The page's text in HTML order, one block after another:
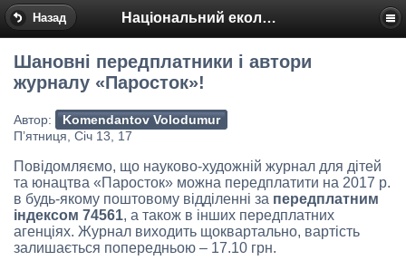
Назад Національний еколого-натуралістичний центр
Шановні передплатники і автори
журналу «Паросток»!
Автор:
Komendantov Volodumur
П’ятниця, Січ 13, 17
Повідомляємо, що науково-художній журнал для дітей
та юнацтва «Паросток» можна передплатити на 2017 р.
в будь-якому поштовому відділенні за передплатним
індексом 74561, а також в інших передплатних
агенціях. Журнал виходить щоквартально, вартість
залишається попередньою – 17.10 грн.